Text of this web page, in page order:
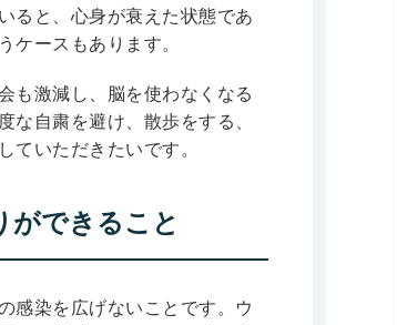
ると、心身が衰えた状態であ
ケースもあります。
も激減し、脳を使わなくなる
な自粛を避け、散歩をする、
ていただきたいです。
ができること
感染を広げないことです。ウ